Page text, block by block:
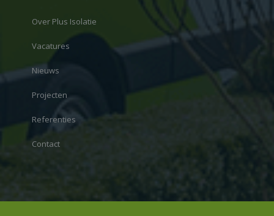
Over Plus Isolatie
Vacatures
Nieuws
Projecten
Referenties
Contact